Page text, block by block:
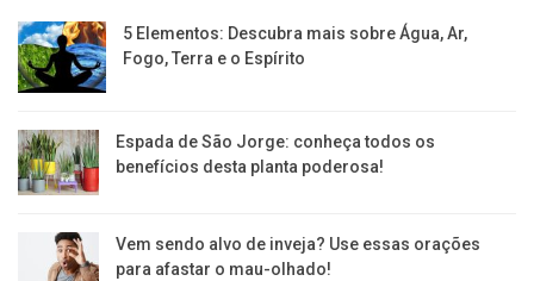
5 Elementos: Descubra mais sobre Água, Ar,
Fogo, Terra e o Espírito
Espada de São Jorge: conheça todos os
benefícios desta planta poderosa!
Vem sendo alvo de inveja? Use essas orações
para afastar o mau-olhado!